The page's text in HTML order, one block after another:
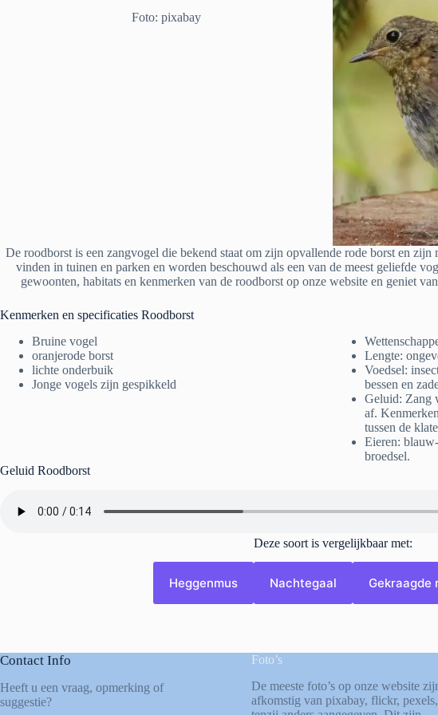
Foto: pixabay
De roodborst is een zangvogel die bekend staat om zijn opvallende rode borst en
vinden in tuinen en parken en worden beschouwd als een van de meest geliefde
gewoonten, habitats en kenmerken van de roodborst op onze website en geniet
Kenmerken en specificaties Roodborst
Bruine vogel
oranjerode borst
lichte onderbuik
Jonge vogels zijn gespikkeld
Lengte:
Voedsel:
bessen en
Geluid: Zang
af.
tussen de
Eieren:
broedsel.
Geluid Roodborst
Deze soort is vergelijkbaar met:
Heggenmus Nachtegaal Gekraagde
Contact Info
Heeft u een vraag, opmerking of
suggestie?
Foto’s
De meeste foto’s op onze website
afkomstig van pixabay, flickr, pexels,